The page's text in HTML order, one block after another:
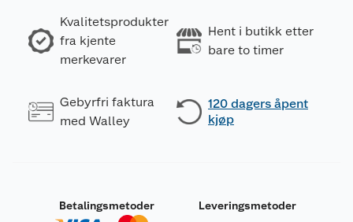
Kvalitetsprodukter
fra kjente
merkevarer
Hent i butikk etter
bare to timer
Gebyrfri faktura
med Walley
120 dagers åpent
kjøp
Betalingsmetoder Leveringsmetoder